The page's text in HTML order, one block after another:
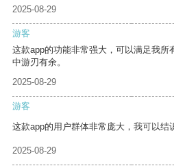
2025-08-29
游客
这款app的功能非常强大，可以满足我所
中游刃有余。
2025-08-29
游客
这款app的用户群体非常庞大，我可以结
2025-08-29